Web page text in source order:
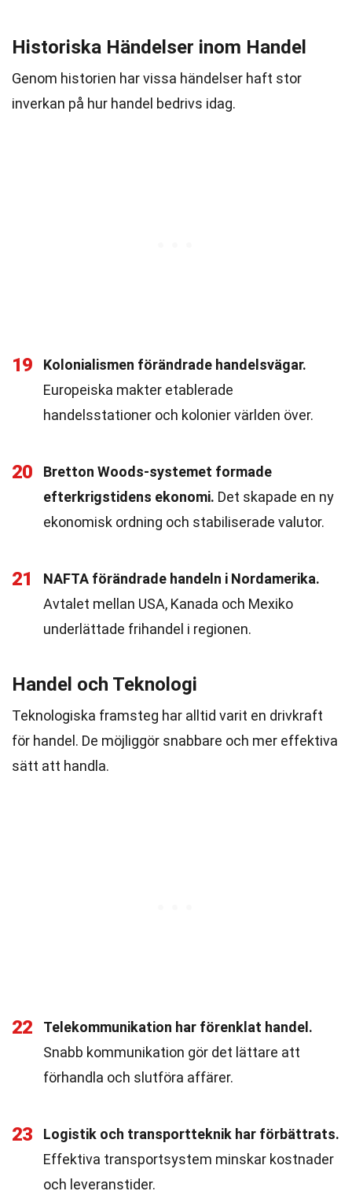
Historiska Händelser inom Handel
Genom historien har vissa händelser haft stor
inverkan på hur handel bedrivs idag.
19
Kolonialismen förändrade handelsvägar.
Europeiska makter etablerade
handelsstationer och kolonier världen över.
20
Bretton Woods-systemet formade
efterkrigstidens ekonomi. Det skapade en ny
ekonomisk ordning och stabiliserade valutor.
21
NAFTA förändrade handeln i Nordamerika.
Avtalet mellan USA, Kanada och Mexiko
underlättade frihandel i regionen.
Handel och Teknologi
Teknologiska framsteg har alltid varit en drivkraft
för handel. De möjliggör snabbare och mer effektiva
sätt att handla.
22
Telekommunikation har förenklat handel.
Snabb kommunikation gör det lättare att
förhandla och slutföra affärer.
23
Logistik och transportteknik har förbättrats.
Effektiva transportsystem minskar kostnader
och leveranstider.